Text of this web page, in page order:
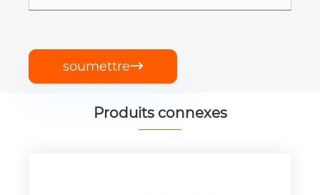
soumettre
Produits connexes